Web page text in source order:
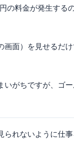
の料金が発生する
面）を見せるだけ
がちですが、ゴ
られないように仕